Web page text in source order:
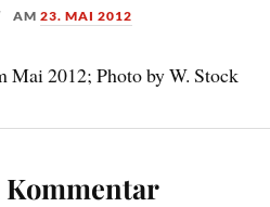
AM23. MAI 2012
Mai 2012; Photo by W. Stock